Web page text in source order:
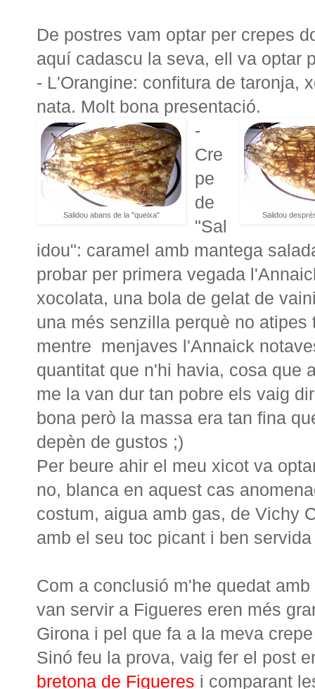
De postres vam optar per crepes
aquí cadascu la seva, ell va optar
- L'Orangine: confitura de taronja,
nata. Molt bona presentació.
Salidou abans de la "queixa" Salidou
-
Cre
pe
de
"Sal
idou": caramel amb mantega
probar per primera vegada
xocolata, una bola de gelat de
una més senzilla perquè no
mentre menjaves l'Annaick
quantitat que n'hi havia, cosa que
me la van dur tan pobre els vaig
bona però la massa era tan fina
depèn de gustos ;)
Per beure ahir el meu xicot va
no, blanca en aquest cas
costum, aigua amb gas, de Vichy
amb el seu toc picant i ben
Com a conclusió m'he quedat
van servir a Figueres eren més
Girona i pel que fa a la meva
Sinó feu la prova, vaig fer el post
bretona de Figueres i comparant